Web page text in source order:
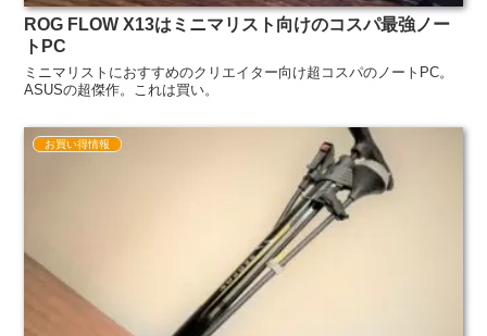
ROG FLOW X13はミニマリスト向けのコスパ最強ノー
トPC
ミニマリストにおすすめのクリエイター向け超コスパのノートPC。
ASUSの超傑作。これは買い。
お買い得情報